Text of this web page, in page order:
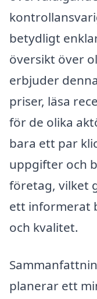
betydligt
översikt över
erbjuder
priser, läsa
för de olika
bara ett par
uppgifter och
företag, vilket
ett informerat
och kvalitet.
planerar ett